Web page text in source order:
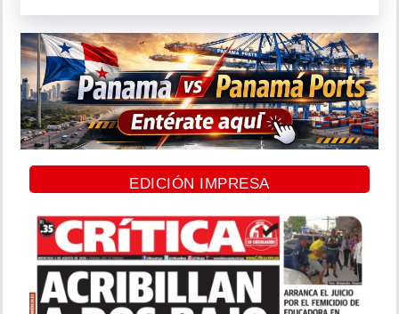
EDICIÓN IMPRESA